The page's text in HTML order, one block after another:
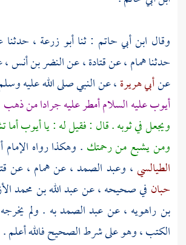
وقال ابن أبي حاتم : ثناأبو زرعة ، حدثنا
حدثناهمام، عنقتادة، عنالنضر بن أنس
عنأبي هريرة، عن النبي صلى الله عليه
أيوب عليه السلام أمطر عليه جرادا من ذهب
ويجعل في ثوبه . قال : فقيل له : يا أيوب
ومن يشبع من رحمتك . وهكذا رواه الإمام
الطيالسي، وعبد الصمد، عنهمام ، عن
حبان في صحيحه ، عنعبد الله بن محمد
بن راهويه ، عنعبد الصمدبه . ولم
الكتب ، وهو على شرط الصحيح فالله أعلم .